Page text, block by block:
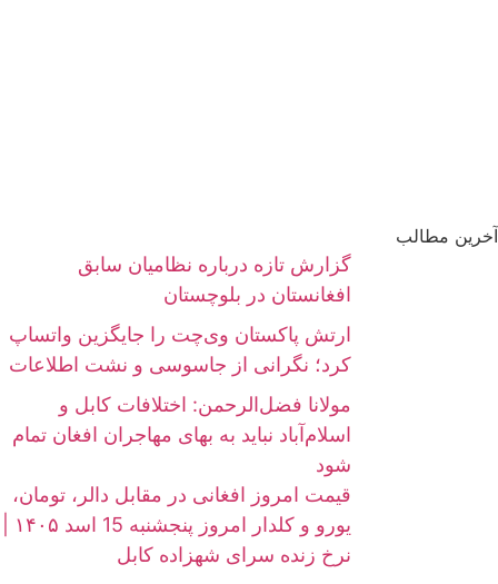
آخرین مطالب
گزارش تازه درباره نظامیان سابق
افغانستان در بلوچستان
ارتش پاکستان وی‌چت را جایگزین واتساپ
کرد؛ نگرانی از جاسوسی و نشت اطلاعات
مولانا فضل‌الرحمن: اختلافات کابل و
اسلام‌آباد نباید به بهای مهاجران افغان تمام
شود
قیمت امروز افغانی در مقابل دالر، تومان،
نرخ زنده سرای شهزاده کابل